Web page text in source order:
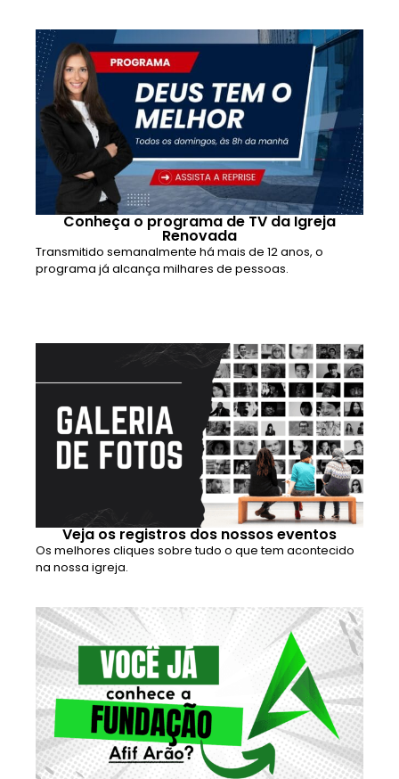
Conheça o programa de TV da Igreja
Renovada
Transmitido semanalmente há mais de 12 anos, o
programa já alcança milhares de pessoas.
Veja os registros dos nossos eventos
Os melhores cliques sobre tudo o que tem acontecido
na nossa igreja.